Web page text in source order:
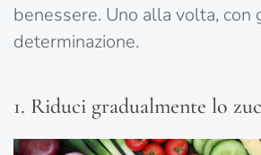
benessere. Uno alla volta, con
determinazione.
1. Riduci gradualmente lo